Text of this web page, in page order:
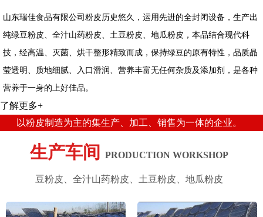
山东瑞佳食品有限公司粉皮历史悠久，运用先进的全封闭设备，生产出
纯绿豆粉皮、全汁山药粉皮、土豆粉皮、地瓜粉皮，本品结合现代科
技，经高温、灭菌、烘干整形精致而成，保持绿豆的原有特性，品质晶
莹透明、质地细腻、入口滑润、营养丰富无任何杂质及添加剂，是各种
营养于一身的上好佳品。
了解更多+
以粉皮制造为主的集生产、加工、销售为一体的企业。
生产车间 PRODUCTION WORKSHOP
豆粉皮、全汁山药粉皮、土豆粉皮、地瓜粉皮